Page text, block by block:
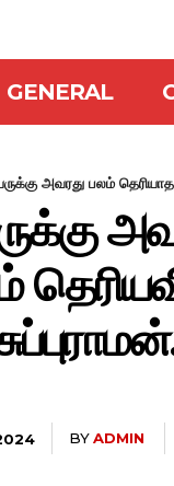
GENERAL
அவரது பலம்
BYADMIN